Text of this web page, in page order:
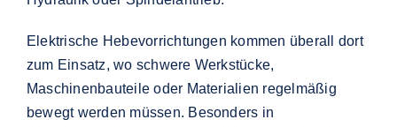
Elektrische Hebevorrichtungen kommen überall dort
zum Einsatz, wo schwere Werkstücke,
Maschinenbauteile oder Materialien regelmäßig
bewegt werden müssen. Besonders in